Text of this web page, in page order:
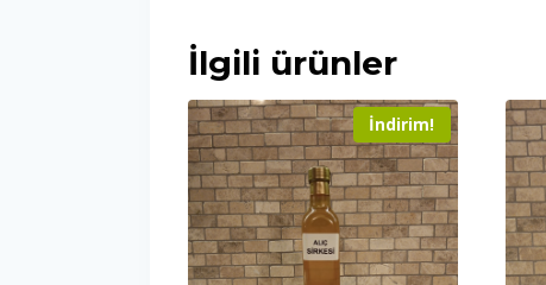
İlgili ürünler
İndirim!